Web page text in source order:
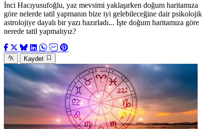
İnci Hacıyusufoğlu, yaz mevsimi yaklaşırken doğum haritamıza
göre nelerde tatil yapmanın bize iyi gelebileceğine dair psikolojik
astrolojiye dayalı bir yazı hazırladı... İşte doğum haritamıza göre
nerede tatil yapmalıyız?
Kaydet